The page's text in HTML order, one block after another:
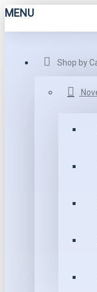
MENU
Shop by